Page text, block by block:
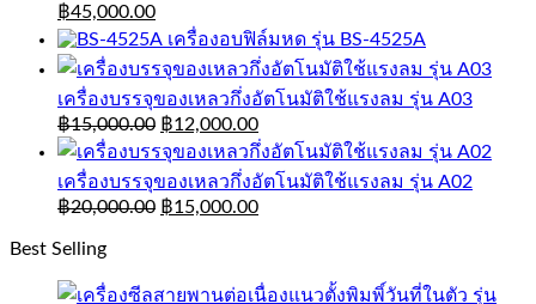
฿45,000.00
เครื่องอบฟิล์มหด รุ่น BS-4525A
เครื่องบรรจุของเหลวกึ่งอัตโนมัติใช้แรงลม รุ่น A03
฿15,000.00 ฿12,000.00
เครื่องบรรจุของเหลวกึ่งอัตโนมัติใช้แรงลม รุ่น A02
฿20,000.00 ฿15,000.00
Best Selling